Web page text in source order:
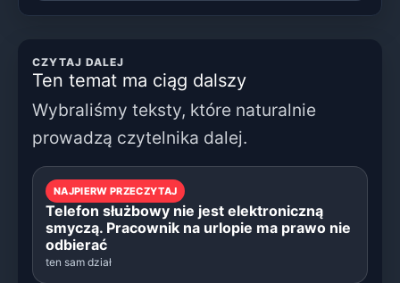
CZYTAJ DALEJ
Ten temat ma ciąg dalszy
Wybraliśmy teksty, które naturalnie
prowadzą czytelnika dalej.
NAJPIERW PRZECZYTAJ
Telefon służbowy nie jest elektroniczną
smyczą. Pracownik na urlopie ma prawo nie
odbierać
ten sam dział